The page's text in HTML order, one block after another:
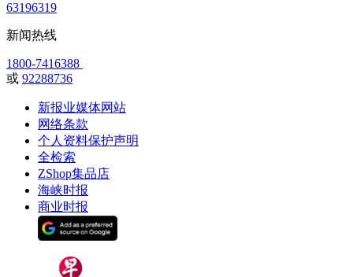
63196319
新闻热线
1800-7416388
或 92288736
新报业媒体网站
网络条款
个人资料保护声明
全检索
ZShop集品店
海峡时报
商业时报